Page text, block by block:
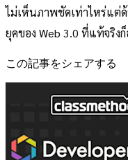
ไม่เห็นภาพชัดเท่าไหร่แต่
ยุคของ Web 3.0 ที่แท้จริง
この記事をシェアする